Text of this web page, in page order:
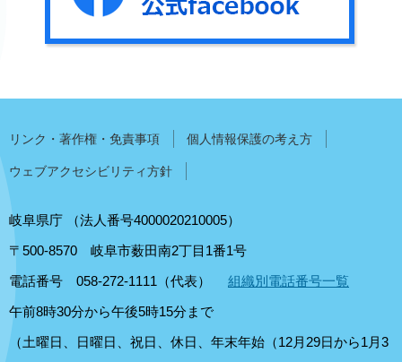
リンク・著作権・免責事項 個人情報保護の考え方
ウェブアクセシビリティ方針
岐阜県庁
（法人番号4000020210005）
〒500-8570
岐阜市薮田南2丁目1番1号
電話番号 058-272-1111（代表）
組織別電話番号一覧
午前8時30分から午後5時15分まで
（土曜日、日曜日、祝日、休日、年末年始（12月29日から1月3